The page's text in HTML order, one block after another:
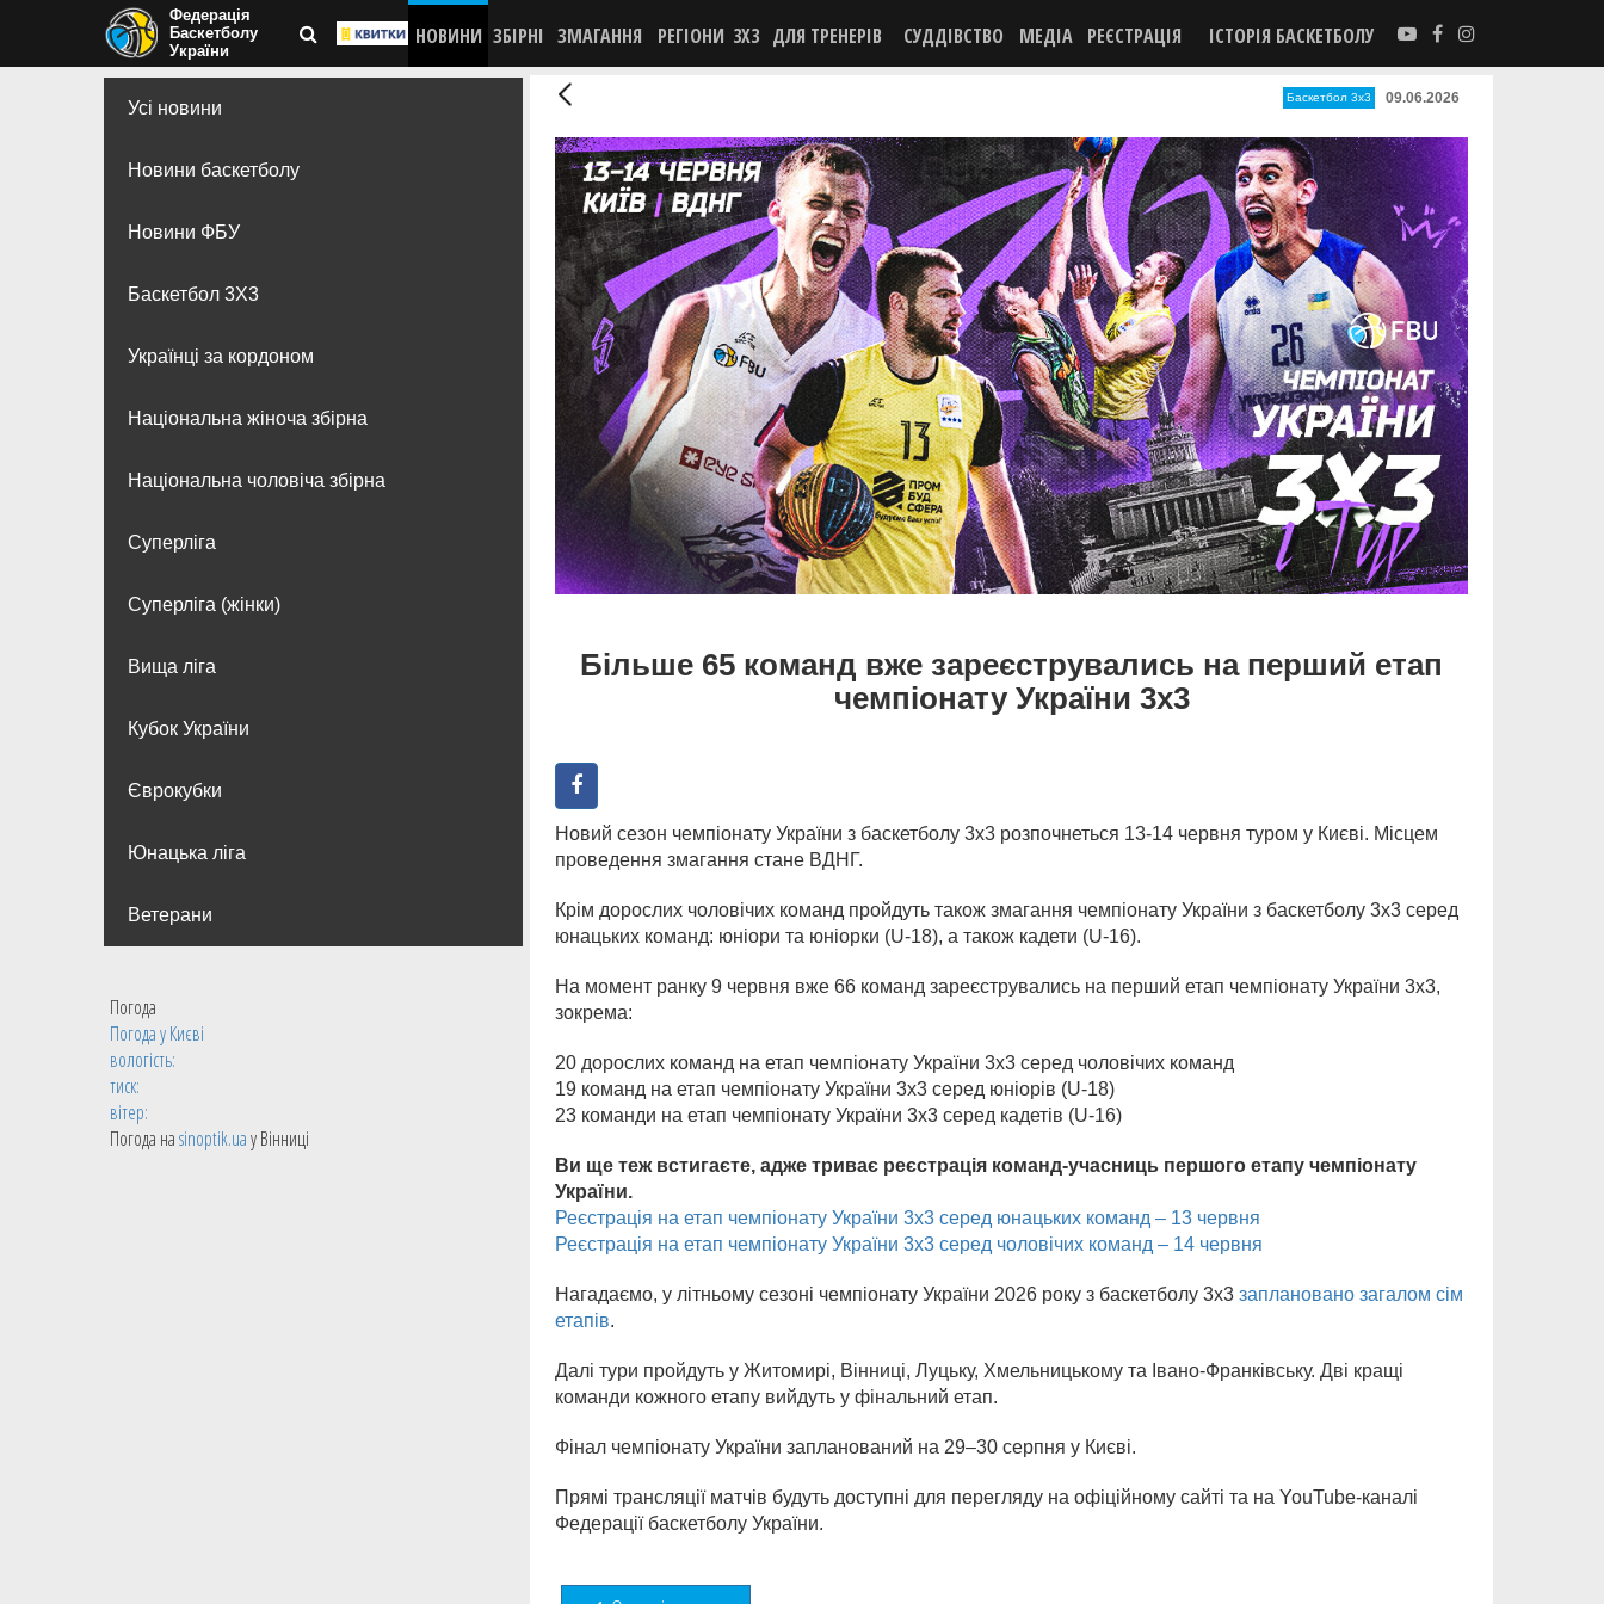
Федерація
Баскетболу
України
НОВИНИ ЗБІРНІ ЗМАГАННЯ РЕГІОНИ 3X3 ДЛЯ ТРЕНЕРІВ СУДДІВСТВО МЕДІА РЕЄСТРАЦІЯ ІСТОРІЯ БАСКЕТБОЛУ
Усі новини
Новини баскетболу
Новини ФБУ
Баскетбол 3Х3
Українці за кордоном
Національна жіноча збірна
Національна чоловіча збірна
Суперліга
Суперліга (жінки)
Вища лiга
Кубок України
Єврокубки
Юнацька ліга
Ветерани
Погода
Погода уКиєві
вологість:
тиск:
вітер:
Погода наsinoptik.uaу Вінниці
Баскетбол 3х3 09.06.2026
Більше 65 команд вже зареєструвались на перший етап
чемпіонату України 3х3
Новий сезон чемпіонату України з баскетболу 3х3 розпочнеться 13-14 червня туром у Києві. Місцем
проведення змагання стане ВДНГ.
Крім дорослих чоловічих команд пройдуть також змагання чемпіонату України з баскетболу 3х3 серед
юнацьких команд: юніори та юніорки (U-18), а також кадети (U-16).
На момент ранку 9 червня вже 66 команд зареєструвались на перший етап чемпіонату України 3х3,
зокрема:
20 дорослих команд на етап чемпіонату України 3х3 серед чоловічих команд
19 команд на етап чемпіонату України 3х3 серед юніорів (U-18)
23 команди на етап чемпіонату України 3х3 серед кадетів (U-16)
Ви ще теж встигаєте, адже триває реєстрація команд-учасниць першого етапу чемпіонату
України.
Реєстрація на етап чемпіонату України 3х3 серед юнацьких команд – 13 червня
Реєстрація на етап чемпіонату України 3х3 серед чоловічих команд – 14 червня
Нагадаємо, у літньому сезоні чемпіонату України 2026 року з баскетболу 3х3 заплановано загалом сім
етапів.
Далі тури пройдуть у Житомирі, Вінниці, Луцьку, Хмельницькому та Івано-Франківську. Дві кращі
команди кожного етапу вийдуть у фінальний етап.
Фінал чемпіонату України запланований на 29–30 серпня у Києві.
Прямі трансляції матчів будуть доступні для перегляду на офіційному сайті та на YouTube-каналі
Федерації баскетболу України.